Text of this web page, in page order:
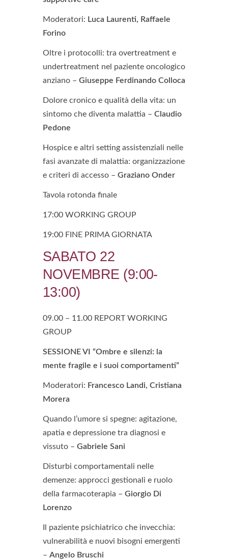
Moderatori: Luca Laurenti, Raffaele
Forino
Oltre i protocolli: tra overtreatment e
undertreatment nel paziente oncologico
anziano – Giuseppe Ferdinando Colloca
Dolore cronico e qualità della vita: un
sintomo che diventa malattia – Claudio
Pedone
Hospice e altri setting assistenziali nelle
fasi avanzate di malattia: organizzazione
e criteri di accesso – Graziano Onder
Tavola rotonda finale
17:00 WORKING GROUP
19:00 FINE PRIMA GIORNATA
SABATO 22
NOVEMBRE (9:00-
13:00)
09.00 – 11.00 REPORT WORKING
GROUP
SESSIONE VI “Ombre e silenzi: la
mente fragile e i suoi comportamenti”
Moderatori: Francesco Landi, Cristiana
Morera
Quando l’umore si spegne: agitazione,
apatia e depressione tra diagnosi e
vissuto – Gabriele Sani
Disturbi comportamentali nelle
demenze: approcci gestionali e ruolo
della farmacoterapia – Giorgio Di
Lorenzo
Il paziente psichiatrico che invecchia:
vulnerabilità e nuovi bisogni emergenti
– Angelo Bruschi